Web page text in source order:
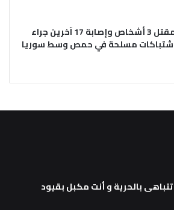
مقتل 3 أشخاص وإصابة 17 آخرين جراء
مسلحة في حمص وسط سوريا
بالحرية و أنت مكبل بقيود